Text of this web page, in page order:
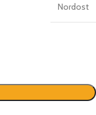
Nordost